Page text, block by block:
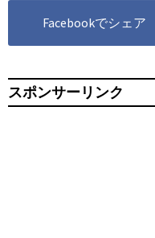
Facebookでシェア
スポンサーリンク